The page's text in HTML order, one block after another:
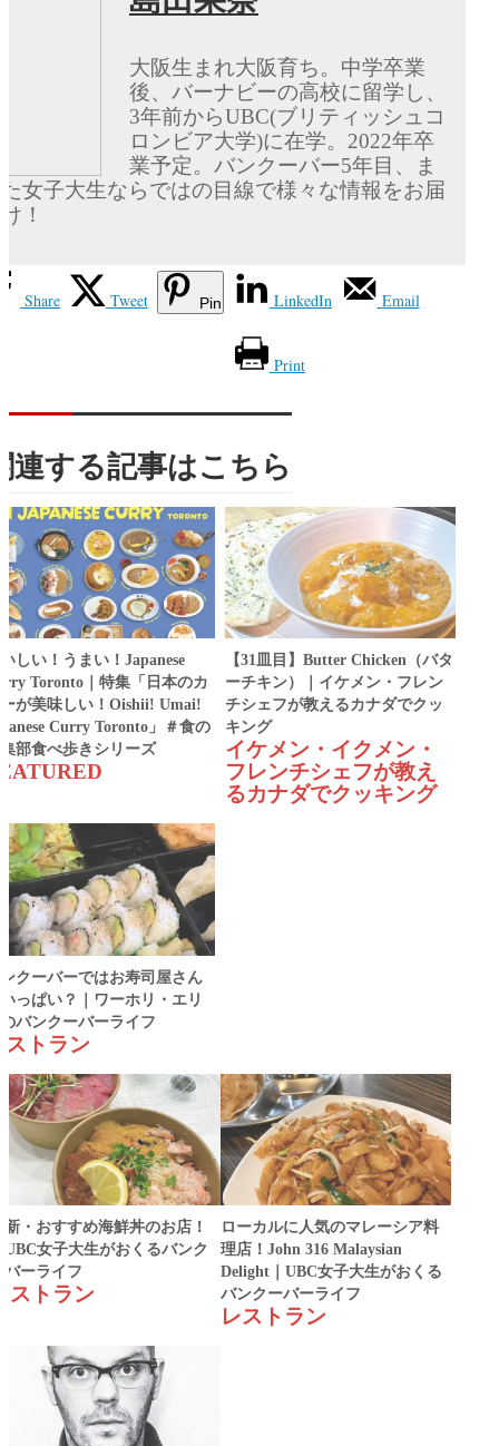
大阪生まれ大阪育ち。中学卒業
後、バーナビーの高校に留学し、
3年前からUBC(ブリティッシュコ
ロンビア大学)に在学。2022年卒
業予定。バンクーバー5年目、ま
た女子大生ならではの目線で様々な情報をお届
け！
Share Tweet Pin LinkedIn Email
Print
連する記事はこちら
しい！うまい！Japanese
Toronto｜特集「日本のカ
が美味しい！Oishii! Umai!
Curry Toronto」＃食の
部食べ歩きシリーズ
【31皿目】Butter Chicken（バタ
ーチキン）｜イケメン・フレン
チシェフが教えるカナダでクッ
キング
イケメン・イクメン・
フレンチシェフが教え
るカナダでクッキング
クーバーではお寿司屋さん
っぱい？｜ワーホリ・エリ
バンクーバーライフ
ストラン
新・おすすめ海鮮丼のお店！
UBC女子大生がおくるバンク
バーライフ
ストラン
ローカルに人気のマレーシア料
理店！John 316 Malaysian
Delight｜UBC女子大生がおくる
バンクーバーライフ
レストラン